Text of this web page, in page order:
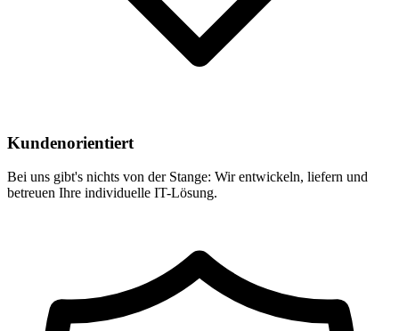
Kundenorientiert
Bei uns gibt's nichts von der Stange: Wir entwickeln, liefern und
betreuen Ihre individuelle IT-Lösung.